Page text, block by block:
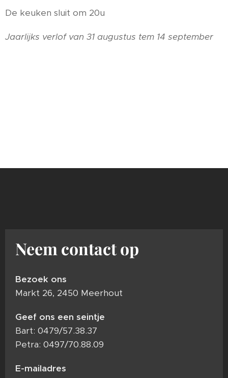
De keuken sluit om 20u
Jaarlijks verlof van 31 augustus tem 14 september
Neem contact op
Bezoek ons
Markt 26, 2450 Meerhout
Geef ons een seintje
Bart: 0479/57.38.37
Petra: 0497/70.88.09
E-mailadres